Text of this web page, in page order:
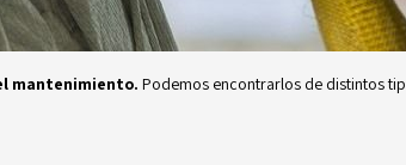
mantenimiento. Podemos encontrarlos de distintos